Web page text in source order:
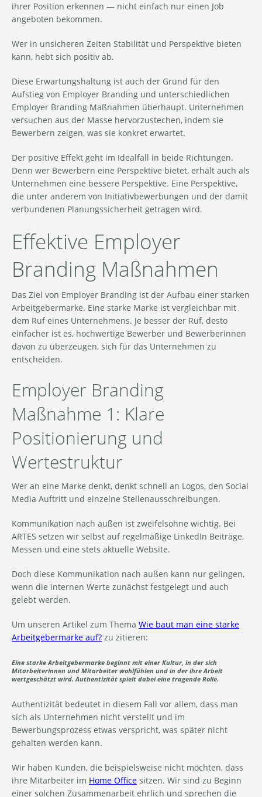
ihrer Position erkennen — nicht einfach nur einen Job
angeboten bekommen.
Wer in unsicheren Zeiten Stabilität und Perspektive bieten
kann, hebt sich positiv ab.
Diese Erwartungshaltung ist auch der Grund für den
Aufstieg von Employer Branding und unterschiedlichen
Employer Branding Maßnahmen überhaupt. Unternehmen
versuchen aus der Masse hervorzustechen, indem sie
Bewerbern zeigen, was sie konkret erwartet.
Der positive Effekt geht im Idealfall in beide Richtungen.
Denn wer Bewerbern eine Perspektive bietet, erhält auch als
Unternehmen eine bessere Perspektive. Eine Perspektive,
die unter anderem von Initiativbewerbungen und der damit
verbundenen Planungssicherheit getragen wird.
Effektive Employer
Branding Maßnahmen
Das Ziel von Employer Branding ist der Aufbau einer starken
Arbeitgebermarke. Eine starke Marke ist vergleichbar mit
dem Ruf eines Unternehmens. Je besser der Ruf, desto
einfacher ist es, hochwertige Bewerber und Bewerberinnen
davon zu überzeugen, sich für das Unternehmen zu
entscheiden.
Employer Branding
Maßnahme 1: Klare
Positionierung und
Wertestruktur
Wer an eine Marke denkt, denkt schnell an Logos, den Social
Media Auftritt und einzelne Stellenausschreibungen.
Kommunikation nach außen ist zweifelsohne wichtig. Bei
ARTES setzen wir selbst auf regelmäßige LinkedIn Beiträge,
Messen und eine stets aktuelle Website.
Doch diese Kommunikation nach außen kann nur gelingen,
wenn die internen Werte zunächst festgelegt und auch
gelebt werden.
Um unseren Artikel zum Thema Wie baut man eine starke
Arbeitgebermarke auf? zu zitieren:
Eine starke Arbeitgebermarke beginnt mit einer Kultur, in der sich
Mitarbeiterinnen und Mitarbeiter wohlfühlen und in der ihre Arbeit
wertgeschätzt wird. Authentizität spielt dabei eine tragende Rolle.
Authentizität bedeutet in diesem Fall vor allem, dass man
sich als Unternehmen nicht verstellt und im
Bewerbungsprozess etwas verspricht, was später nicht
gehalten werden kann.
Wir haben Kunden, die beispielsweise nicht möchten, dass
ihre Mitarbeiter im Home Office sitzen. Wir sind zu Beginn
einer solchen Zusammenarbeit ehrlich und sprechen die